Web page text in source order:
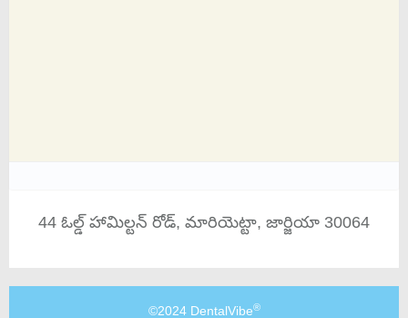
44 ఓల్డ్ హామిల్టన్ రోడ్, మారియెట్టా, జార్జియా 30064
©2024 DentalVibe®